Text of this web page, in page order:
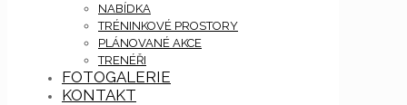
NABÍDKA
TRÉNINKOVÉ PROSTORY
PLÁNOVANÉ AKCE
TRENÉŘI
FOTOGALERIE
KONTAKT